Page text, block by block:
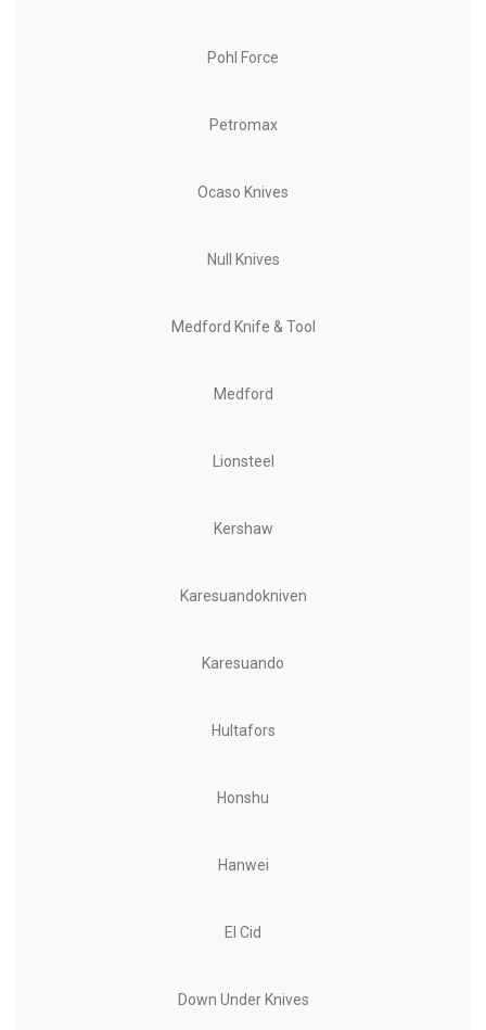
Pohl Force
Petromax
Ocaso Knives
Null Knives
Medford Knife & Tool
Medford
Lionsteel
Kershaw
Karesuandokniven
Karesuando
Hultafors
Honshu
Hanwei
El Cid
Down Under Knives